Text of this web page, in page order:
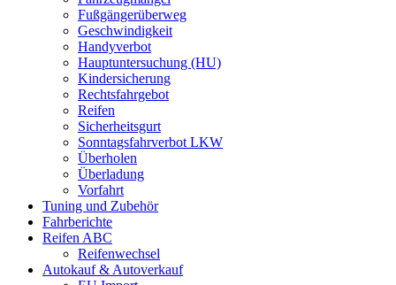
Fußgängerüberweg
Geschwindigkeit
Handyverbot
Hauptuntersuchung (HU)
Kindersicherung
Rechtsfahrgebot
Reifen
Sicherheitsgurt
Sonntagsfahrverbot LKW
Überholen
Überladung
Vorfahrt
Tuning und Zubehör
Fahrberichte
Reifen ABC
Reifenwechsel
Autokauf & Autoverkauf